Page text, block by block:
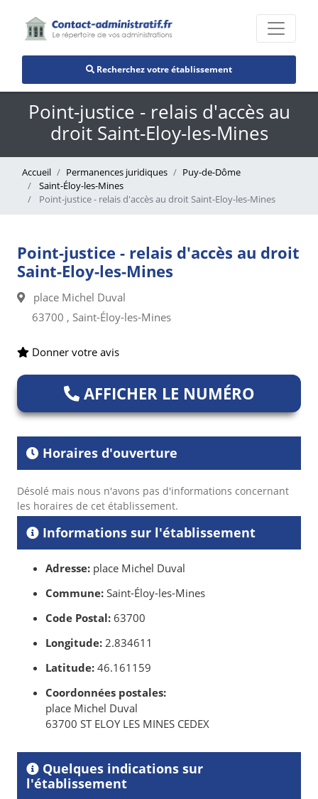
Recherchez votre établissement
Point-justice - relais d'accès au
droit Saint-Eloy-les-Mines
Accueil Permanences juridiques
Puy-de-Dôme
Saint-Éloy-les-Mines
Point-justice - relais d'accès au droit Saint-Eloy-les-Mines
Point-justice - relais d'accès au droit
Saint-Eloy-les-Mines
place Michel Duval
63700 , Saint-Éloy-les-Mines
Donner votre avis
AFFICHER LE NUMÉRO
Horaires d'ouverture
Désolé mais nous n'avons pas d'informations concernant
les horaires de cet établissement.
Informations sur l'établissement
Adresse: place Michel Duval
Commune: Saint-Éloy-les-Mines
Code Postal: 63700
Longitude: 2.834611
Latitude: 46.161159
Coordonnées postales:
place Michel Duval
63700 ST ELOY LES MINES CEDEX
Quelques indications sur
l'établissement